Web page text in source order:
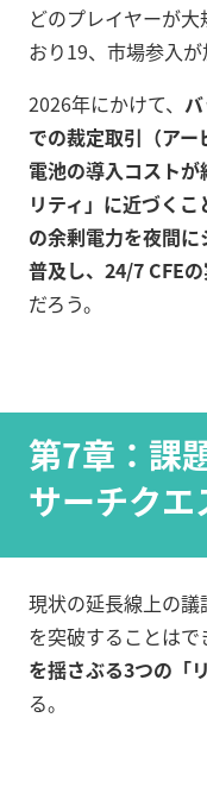
どのプレイヤーが
おり19、市場参入が
2026年にかけて、
での裁定取引（ア
電池の導入コスト
リティ」に近づくこ
の余剰電力を夜間
普及し、24/7 CFE
だろう。
第7章：課
サーチクエ
現状の延長線上の
を突破することはで
を揺さぶる3つの「
る。